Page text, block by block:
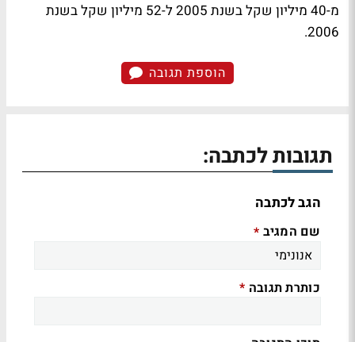
מ-40 מיליון שקל בשנת 2005 ל-52 מיליון שקל בשנת
2006.
הוספת תגובה
תגובות לכתבה:
הגב לכתבה
שם המגיב *
כותרת תגובה *